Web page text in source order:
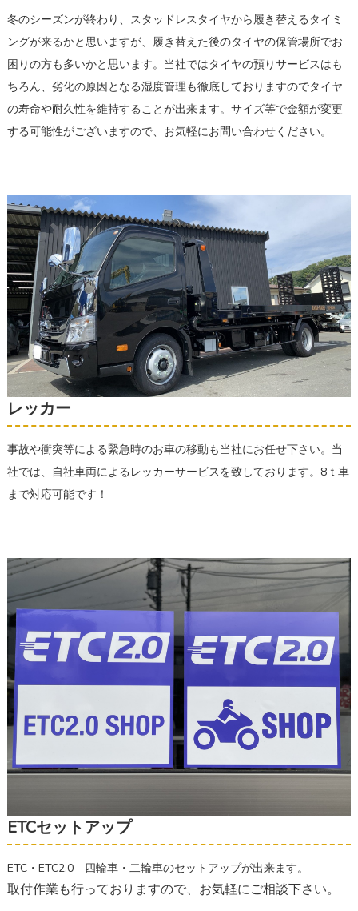
冬のシーズンが終わり、スタッドレスタイヤから履き替えるタイミ
ングが来るかと思いますが、履き替えた後のタイヤの保管場所でお
困りの方も多いかと思います。当社ではタイヤの預りサービスはも
ちろん、劣化の原因となる湿度管理も徹底しておりますのでタイヤ
の寿命や耐久性を維持することが出来ます。サイズ等で金額が変更
する可能性がございますので、お気軽にお問い合わせください。
レッカー
事故や衝突等による緊急時のお車の移動も当社にお任せ下さい。当
社では、自社車両によるレッカーサービスを致しております。8ｔ車
まで対応可能です！
ETCセットアップ
ETC・ETC2.0 四輪車・二輪車のセットアップが出来ます。
取付作業も行っておりますので、お気軽にご相談下さい。